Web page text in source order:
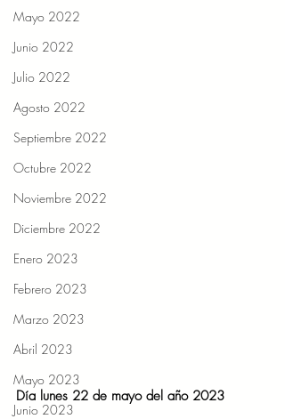
Mayo 2022
Junio 2022
Julio 2022
Agosto 2022
Septiembre 2022
Octubre 2022
Noviembre 2022
Diciembre 2022
Enero 2023
Febrero 2023
Marzo 2023
Abril 2023
Mayo 2023
Junio 2023
Día lunes 22 de mayo del año 2023